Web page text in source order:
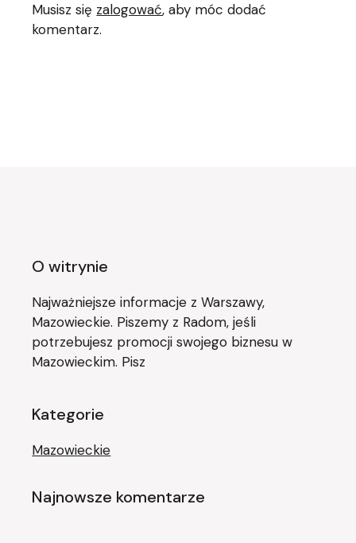
Musisz się zalogować, aby móc dodać
komentarz.
O witrynie
Najważniejsze informacje z Warszawy,
Mazowieckie. Piszemy z Radom, jeśli
potrzebujesz promocji swojego biznesu w
Mazowieckim. Pisz
Kategorie
Mazowieckie
Najnowsze komentarze